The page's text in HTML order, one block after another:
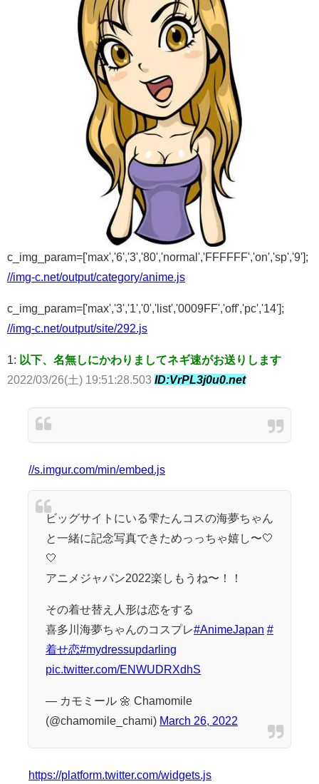
c_img_param=['max','6','3','80','normal','FFFFFF','on','sp','9'];
//img-c.net/output/category/anime.js
c_img_param=['max','3','1','0','list','0009FF','off','pc','14'];
//img-c.net/output/site/292.js
1: 以下、名無しにかわりましてネギ速がお送りします
2022/03/26(土) 19:51:28.503 ID:VrPL3j0u0.net
//s.imgur.com/min/embed.js
ビッグサイトにいる雫たんコスの海夢ちゃん
と一緒に記念写真できためっっちゃ嬉し〜🤍
🤍
アニメジャパン2022楽しもうね〜！！
その着せ替え人形は恋をする
喜多川海夢ちゃんのコスプレ#AnimeJapan #
着せ恋#mydressupdarling
pic.twitter.com/ENWUDRXdhS
— カモミール 🌼 Chamomile
(@chamomile_chami) March 26, 2022
https://platform.twitter.com/widgets.js